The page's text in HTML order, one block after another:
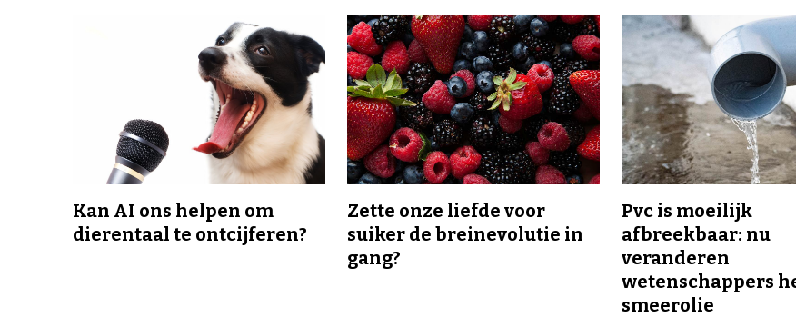
Kan AI ons helpen om
dierentaal te ontcijferen?
Zette onze liefde voor
suiker de breinevolutie in
gang?
Pvc is moeilijk
afbreekbaar: nu
veranderen
wetenschappers
smeerolie